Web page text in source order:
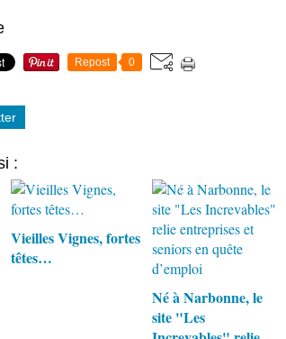
Repost 0
:
Vieilles Vignes, fortes
têtes…
Né à Narbonne, le
site "Les